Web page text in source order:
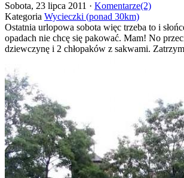
Sobota, 23 lipca 2011 · Komentarze(2)
Kategoria Wycieczki (ponad 30km)
Ostatnia urlopowa sobota więc trzeba to i
opadach nie chcę się pakować. Mam! No
dziewczynę i 2 chłopaków z sakwami.